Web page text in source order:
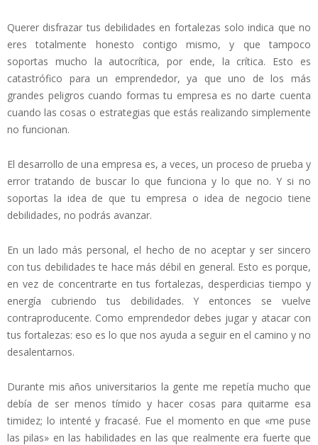
Querer disfrazar tus debilidades en fortalezas solo indica que no
eres totalmente honesto contigo mismo, y que tampoco
soportas mucho la autocrítica, por ende, la crítica. Esto es
catastrófico para un emprendedor, ya que uno de los más
grandes peligros cuando formas tu empresa es no darte cuenta
cuando las cosas o estrategias que estás realizando simplemente
no funcionan.
El desarrollo de una empresa es, a veces, un proceso de prueba y
error tratando de buscar lo que funciona y lo que no. Y si no
soportas la idea de que tu empresa o idea de negocio tiene
debilidades, no podrás avanzar.
En un lado más personal, el hecho de no aceptar y ser sincero
con tus debilidades te hace más débil en general. Esto es porque,
en vez de concentrarte en tus fortalezas, desperdicias tiempo y
energía cubriendo tus debilidades. Y entonces se vuelve
contraproducente. Como emprendedor debes jugar y atacar con
tus fortalezas: eso es lo que nos ayuda a seguir en el camino y no
desalentarnos.
Durante mis años universitarios la gente me repetía mucho que
debía de ser menos tímido y hacer cosas para quitarme esa
timidez; lo intenté y fracasé. Fue el momento en que «me puse
las pilas» en las habilidades en las que realmente era fuerte que